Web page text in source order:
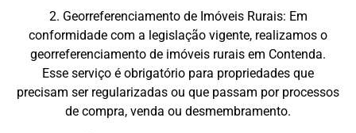
2. Georreferenciamento de Imóveis Rurais: Em
conformidade com a legislação vigente, realizamos o
georreferenciamento de imóveis rurais em Contenda.
Esse serviço é obrigatório para propriedades que
precisam ser regularizadas ou que passam por processos
de compra, venda ou desmembramento.